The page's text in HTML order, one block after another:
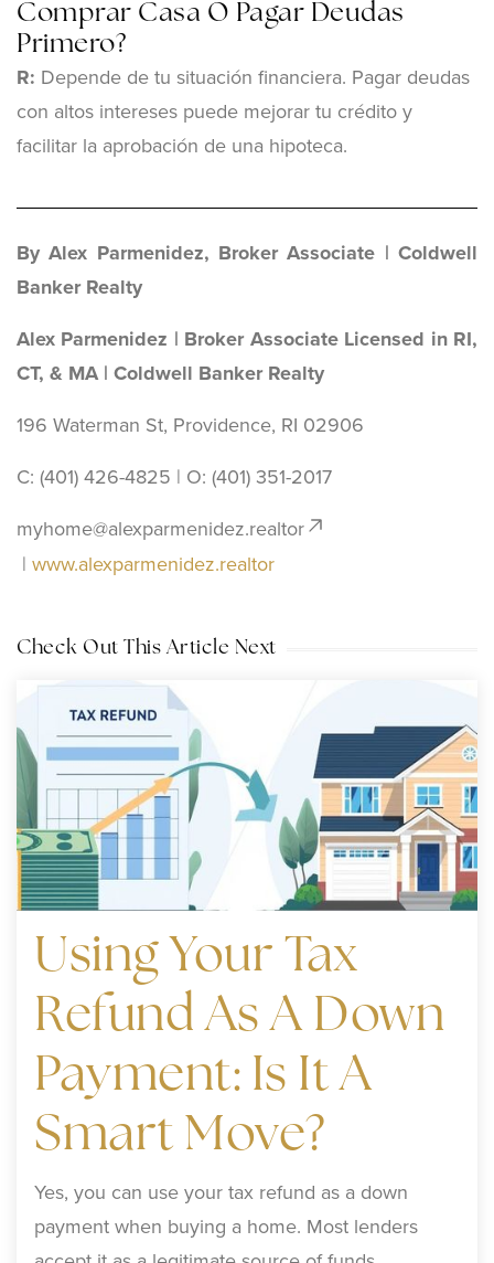
Comprar Casa O Pagar Deudas
Primero?
R: Depende de tu situación financiera. Pagar deudas
con altos intereses puede mejorar tu crédito y
facilitar la aprobación de una hipoteca.
By Alex Parmenidez, Broker Associate | Coldwell
Banker Realty
Alex Parmenidez | Broker Associate Licensed in RI,
CT, & MA | Coldwell Banker Realty
196 Waterman St, Providence, RI 02906
C: (401) 426-4825 | O: ‪(401) 351-2017
myhome@alexparmenidez.realtor
| www.alexparmenidez.realtor
Check Out This Article Next
Using Your Tax
Refund As A Down
Payment: Is It A
Smart Move?
Yes, you can use your tax refund as a down
payment when buying a home. Most lenders